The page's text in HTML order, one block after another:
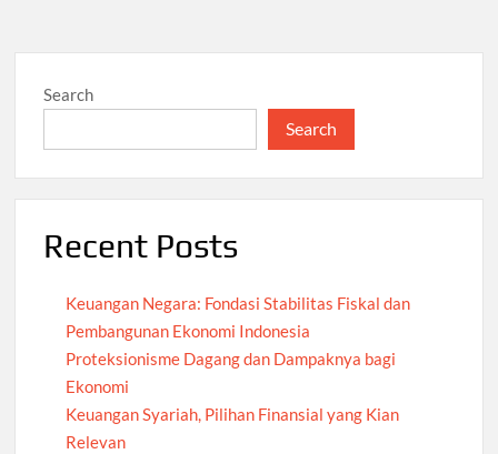
Search
Search
Recent Posts
Keuangan Negara: Fondasi Stabilitas Fiskal dan
Pembangunan Ekonomi Indonesia
Proteksionisme Dagang dan Dampaknya bagi
Ekonomi
Keuangan Syariah, Pilihan Finansial yang Kian
Relevan